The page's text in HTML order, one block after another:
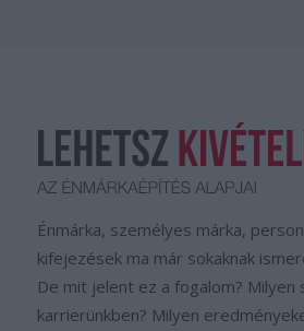
Énmárka, személyes márka,
kifejezések ma már sokaknak
De mit jelent ez a fogalom? Milyen
karrierünkben? Milyen